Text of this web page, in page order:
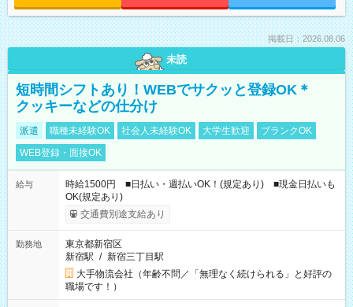
掲載日：2026.08.06
未読
短時間シフトあり！WEBでサクッと登録OK＊
クッキーなどの仕分け
派遣 職種未経験OK 社会人未経験OK 大学生歓迎
ブランクOK
WEB登録・面接OK
給与
時給1500円 ■日払い・週払いOK！(規定あり) ■現金日払いも
OK(規定あり)
交通費別途支給あり
勤務地
東京都新宿区
新宿駅 / 新宿三丁目駅
大手物流会社（年齢不問／「無理なく続けられる」と好評の
職場です！）